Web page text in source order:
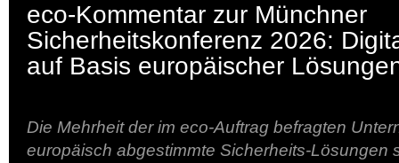
eco-Kommentar zur Münchner
Sicherheitskonferenz 2026:
auf Basis europäischer
Die Mehrheit der im eco-Auftrag befragten
europäisch abgestimmte Sicherheits-Lösungen